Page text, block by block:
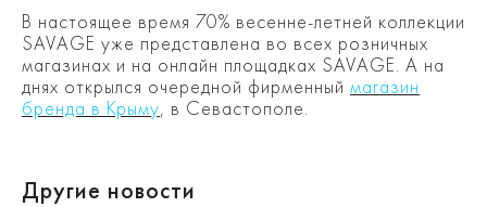
В настоящее время 70% весенне-летней коллекции
SAVAGE уже представлена во всех розничных
магазинах и на онлайн площадках SAVAGE. А на
днях открылся очередной фирменный магазин
бренда в Крыму, в Севастополе.
Другие новости